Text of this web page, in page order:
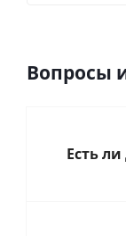
Вопросы
Есть